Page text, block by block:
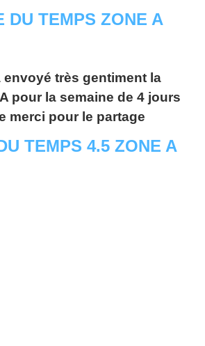
DU TEMPS ZONE A
envoyé très gentiment la
pour la semaine de 4 jours
merci pour le partage
TEMPS 4.5 ZONE A